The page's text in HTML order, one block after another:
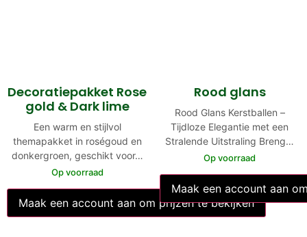
Decoratiepakket Rose
gold & Dark lime
Een warm en stijlvol
themapakket in roségoud en
donkergroen, geschikt voor…
Op voorraad
Maak een account aan om prijzen te bekijken
Rood glans
Rood Glans Kerstballen –
Tijdloze Elegantie met een
Stralende Uitstraling Breng…
Op voorraad
Maak een account aan